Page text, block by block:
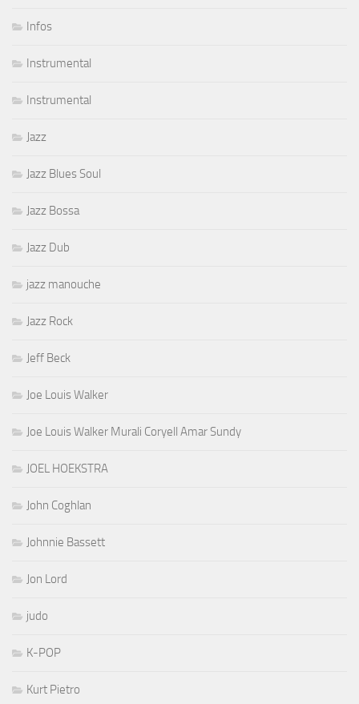
Infos
Instrumental
Instrumental
Jazz
Jazz Blues Soul
Jazz Bossa
Jazz Dub
jazz manouche
Jazz Rock
Jeff Beck
Joe Louis Walker
Joe Louis Walker Murali Coryell Amar Sundy
JOEL HOEKSTRA
John Coghlan
Johnnie Bassett
Jon Lord
judo
K-POP
Kurt Pietro